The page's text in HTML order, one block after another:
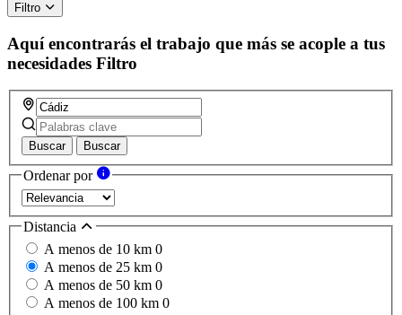
Filtro
Aquí encontrarás el trabajo que más se acople a tus
necesidades Filtro
Buscar Buscar
Ordenar por
Distancia
A menos de 10 km 0
A menos de 25 km 0
A menos de 50 km 0
A menos de 100 km 0